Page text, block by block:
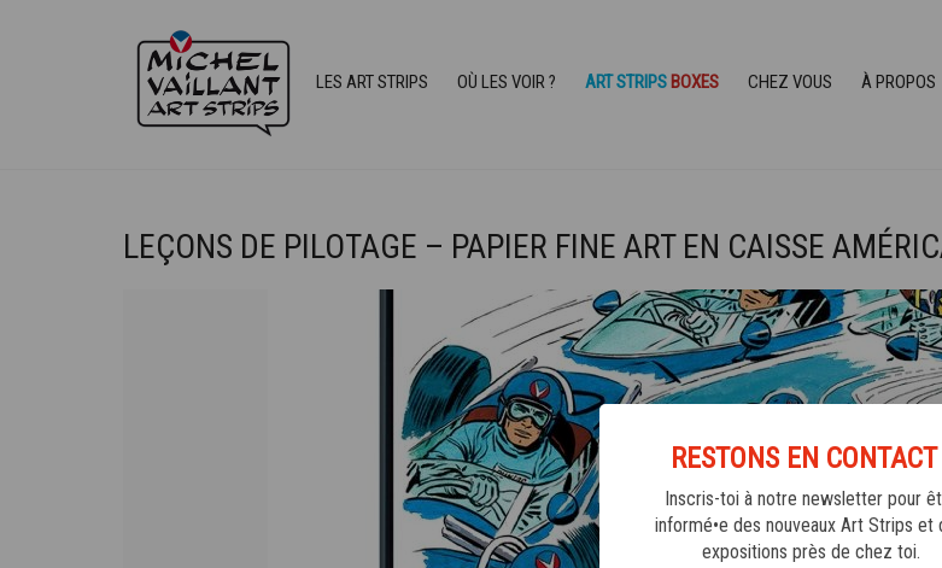
LES ART STRIPS OÙ LES VOIR ? ART STRIPS BOXES CHEZ VOUS À PROPOS
LEÇONS DE PILOTAGE – PAPIER FINE ART EN CAISSE
RESTONS EN
Inscris-toi à notre newsletter pour
informé•e des nouveaux Art Strips et
expositions près de chez toi.